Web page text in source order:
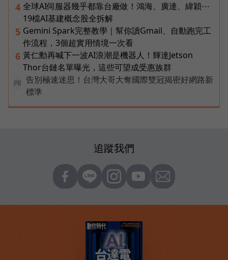
4 全球AI伺服器幾乎都靠台廠做！鴻海、廣達、緯穎⋯
19檔AI基建概念股全拆解
5 Gemini Spark完整教學｜幫你讀Gmail、自動跑完工
作流程，3個超實用情境一次看
6 黃仁勳再喊下一波AI浪潮是機器人！輝達Jetson
Thor台鏈名單曝光，這些可望成受惠族群
PR
告別極速迷思！台灣大哥大奪國際雙冠揭密好網路新
標準
追蹤我們